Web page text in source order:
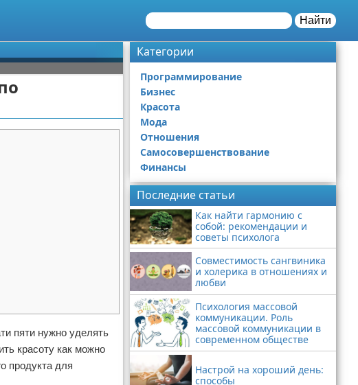
Найти
пяти нужно уделять
красоту как можно
продукта для
Категории
Программирование
Бизнес
Красота
Мода
Отношения
Самосовершенствование
Финансы
Последние статьи
Как найти гармонию с
собой: рекомендации и
советы психолога
Совместимость сангвиника
и холерика в отношениях и
любви
Психология массовой
коммуникации. Роль
массовой коммуникации в
современном обществе
Настрой на хороший день:
способы